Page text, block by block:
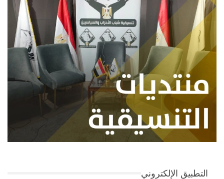
التطبيق الإلكتروني